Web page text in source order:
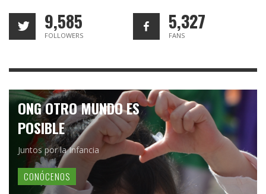
9,585
FOLLOWERS
5,327
FANS
ONG OTRO MUNDO ES
POSIBLE
Juntos por la Infancia
CONÓCENOS